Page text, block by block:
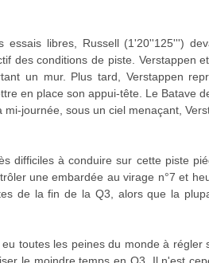
libres, Russell (1'20''125''')
des conditions de piste. Verstappen
un mur. Plus tard, Verstappen
en place son appui-tête. Le Batave
journée, sous un ciel menaçant,
difficiles à conduire sur cette piste
une embardée au virage n°7 et
de la fin de la Q3, alors que la
toutes les peines du monde à régler